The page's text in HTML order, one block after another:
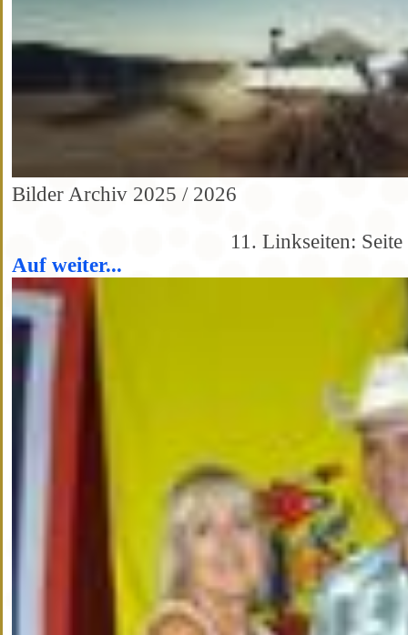
Bilder Archiv 2025 / 2026
11. Linkseiten: Seite
Auf weiter...